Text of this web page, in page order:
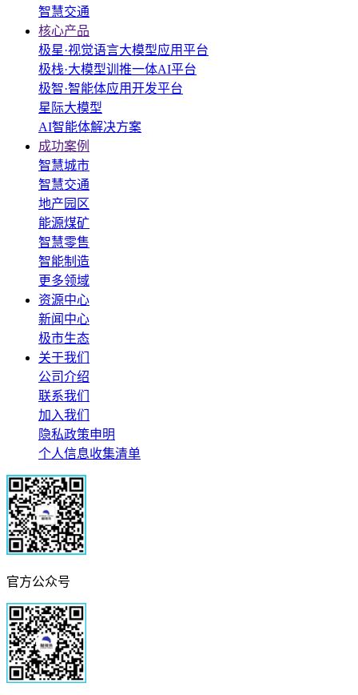
智慧交通
核心产品
极星·视觉语言大模型应用平台
极栈·大模型训推一体AI平台
极智·智能体应用开发平台
星际大模型
AI智能体解决方案
成功案例
智慧城市
智慧交通
地产园区
能源煤矿
智慧零售
智能制造
更多领域
资源中心
新闻中心
极市生态
关于我们
公司介绍
联系我们
加入我们
隐私政策申明
个人信息收集清单
官方公众号